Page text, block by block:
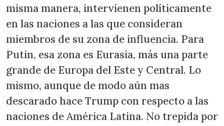
misma manera, intervienen políticamente
en las naciones a las que consideran
miembros de su zona de influencia. Para
Putin, esa zona es Eurasia, más una parte
grande de Europa del Este y Central. Lo
mismo, aunque de modo aún mas
descarado hace Trump con respecto a las
naciones de América Latina. No trepida por